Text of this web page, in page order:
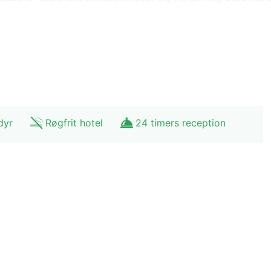
Og Kongens Mose - 8,9 km Kong Frederik Ixs
minutters kørsel fra Brede Kirke og 5 minutters
Røgfrit hotel 24 timers reception